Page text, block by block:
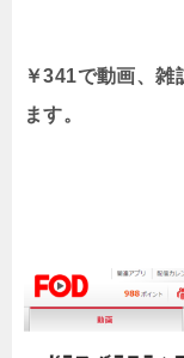
￥341で動画、雑
ます。